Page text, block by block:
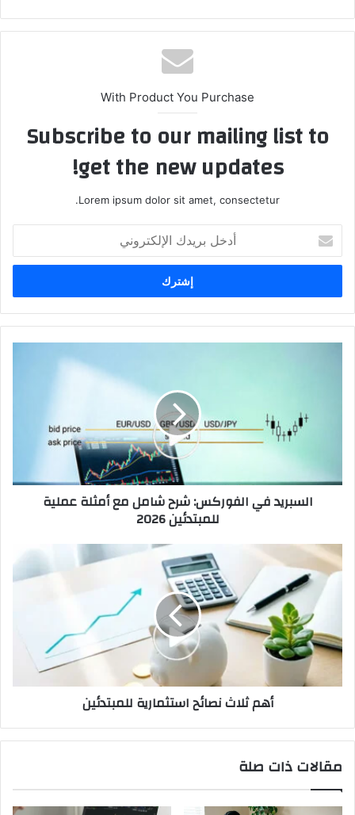
With Product You Purchase
Subscribe to our mailing list to
get the new updates!
Lorem ipsum dolor sit amet, consectetur.
بريدك
الإلكتروني
للمبتدئين
السبريد في الفوركس: شرح شامل مع أمثلة عملية
للمبتدئين 2026
أهم
ثلاث
نصائح
استثمارية
للمبتدئين
أهم ثلاث نصائح استثمارية للمبتدئين
مقالات ذات صلة